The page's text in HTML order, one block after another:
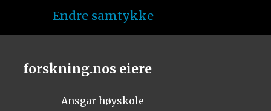
Endre samtykke
forskning.nos eiere
Ansgar høyskole